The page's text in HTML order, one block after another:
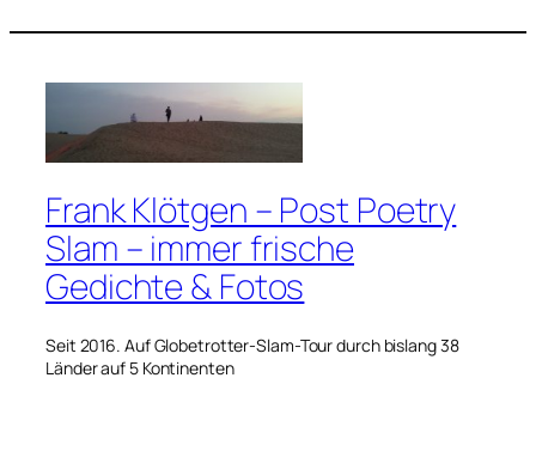
Frank Klötgen – Post Poetry
Slam – immer frische
Gedichte & Fotos
Seit 2016. Auf Globetrotter-Slam-Tour durch bislang 38
Länder auf 5 Kontinenten